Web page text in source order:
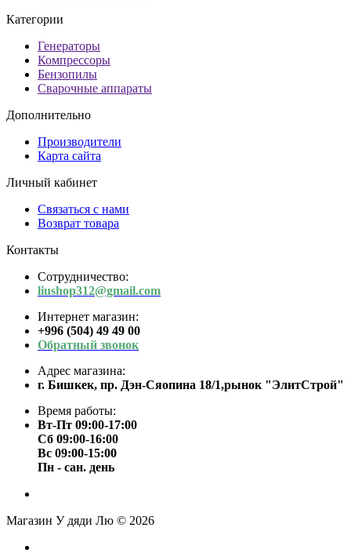
Категории
Генераторы
Компрессоры
Бензопилы
Сварочные аппараты
Дополнительно
Производители
Карта сайта
Личный кабинет
Связаться с нами
Возврат товара
Контакты
Сотрудничество:
liushop312@gmail.com
Интернет магазин:
+996 (504) 49 49 00
Обратный звонок
Адрес магазина:
г. Бишкек, пр. Дэн-Сяопина 18/1,рынок "ЭлитСтрой"
Время работы:
Вт-Пт 09:00-17:00
Сб 09:00-16:00
Вс 09:00-15:00
Пн - сан. день
Магазин У дяди Лю © 2026